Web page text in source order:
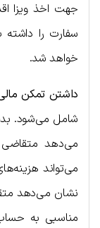
جهت اخذ ویزا
سفارت را
خواهد شد.
داشتن تمکن
شامل می‌شود.
می‌دهد متقاضی
می‌تواند
نشان می‌دهد
مناسبی به